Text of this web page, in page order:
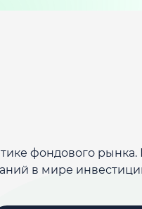
фондового
в мире